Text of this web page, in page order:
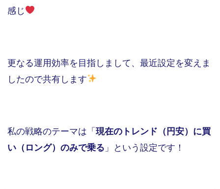
感じ
更なる運用効率を目指しまして、最近設定を変えま
したので共有します
私の戦略のテーマは「現在のトレンド（円安）に買
い（ロング）のみで乗る 」という設定です！